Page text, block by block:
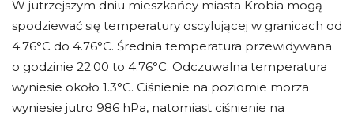
W jutrzejszym dniu mieszkańcy miasta Krobia mogą
spodziewać się temperatury oscylującej w granicach od
4.76°C do 4.76°C. Średnia temperatura przewidywana
o godzinie 22:00 to 4.76°C. Odczuwalna temperatura
wyniesie około 1.3°C. Ciśnienie na poziomie morza
wyniesie jutro 986 hPa, natomiast ciśnienie na